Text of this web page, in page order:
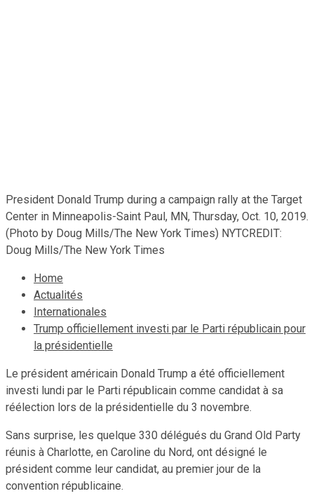
President Donald Trump during a campaign rally at the Target
Center in Minneapolis-Saint Paul, MN, Thursday, Oct. 10, 2019.
(Photo by Doug Mills/The New York Times) NYTCREDIT:
Doug Mills/The New York Times
Home
Actualités
Internationales
Trump officiellement investi par le Parti républicain pour
la présidentielle
Le président américain Donald Trump a été officiellement
investi lundi par le Parti républicain comme candidat à sa
réélection lors de la présidentielle du 3 novembre.
Sans surprise, les quelque 330 délégués du Grand Old Party
réunis à Charlotte, en Caroline du Nord, ont désigné le
président comme leur candidat, au premier jour de la
convention républicaine.